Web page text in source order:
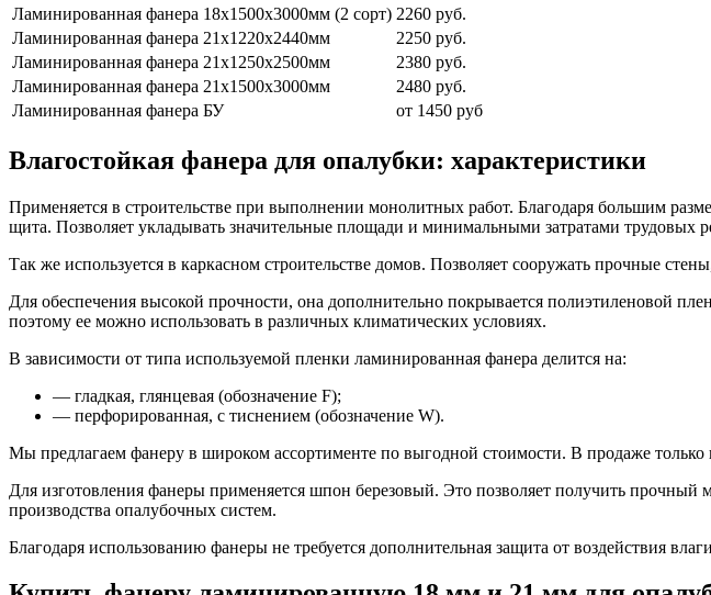
Ламинированная фанера 18х1500х3000мм (2 сорт) 2260 руб.
Ламинированная фанера 21х1220х2440мм
2250 руб.
Ламинированная фанера 21х1250х2500мм
2380 руб.
Ламинированная фанера 21х1500х3000мм
2480 руб.
Ламинированная фанера БУ
от 1450 руб
Влагостойкая фанера для опалубки: характеристики
Применяется в строительстве при выполнении монолитных работ. Благодаря большим
щита. Позволяет укладывать значительные площади и минимальными затратами трудовых
Так же используется в каркасном строительстве домов. Позволяет сооружать прочные
Для обеспечения высокой прочности, она дополнительно покрывается полиэтиленовой
поэтому ее можно использовать в различных климатических условиях.
В зависимости от типа используемой пленки ламинированная фанера делится на:
— гладкая, глянцевая (обозначение F);
— перфорированная, с тиснением (обозначение W).
Мы предлагаем фанеру в широком ассортименте по выгодной стоимости. В продаже только
Для изготовления фанеры применяется шпон березовый. Это позволяет получить прочный
производства опалубочных систем.
Благодаря использованию фанеры не требуется дополнительная защита от воздействия